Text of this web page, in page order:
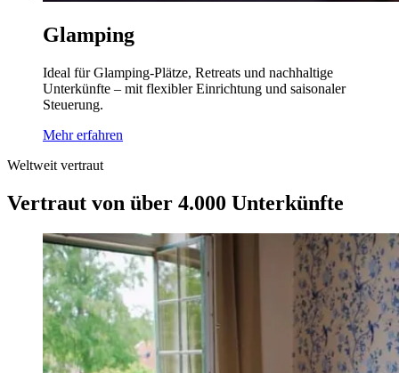
Glamping
Ideal für Glamping-Plätze, Retreats und nachhaltige
Unterkünfte – mit flexibler Einrichtung und saisonaler
Steuerung.
Mehr erfahren
Weltweit vertraut
Vertraut von über 4.000 Unterkünfte